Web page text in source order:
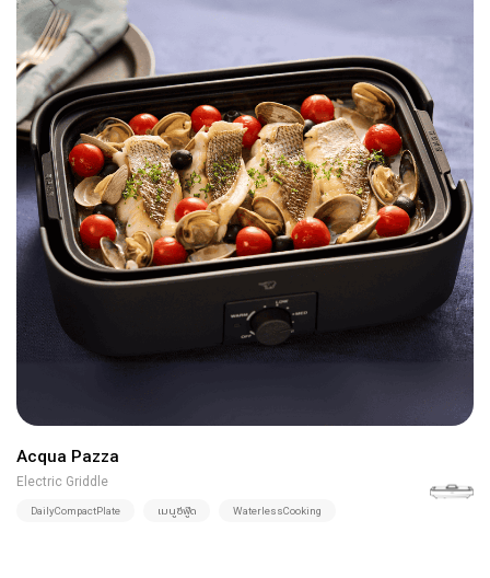
Acqua Pazza
Electric Griddle
DailyCompactPlate เมนูซีฟู๊ด WaterlessCooking